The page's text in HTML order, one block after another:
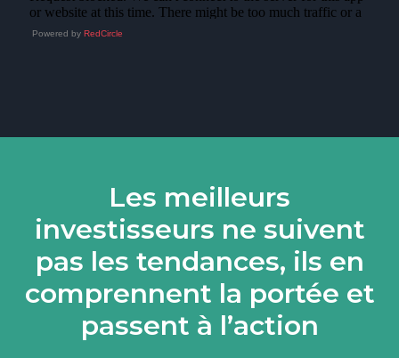
Powered by RedCircle
Les meilleurs
investisseurs ne suivent
pas les tendances, ils en
comprennent la portée et
passent à l’action